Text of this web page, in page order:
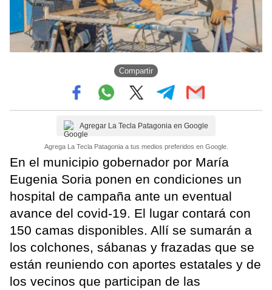
Compartir
Agregar La Tecla Patagonia en Google
Agrega La Tecla Patagonia a tus medios preferidos en Google.
En el municipio gobernador por María
Eugenia Soria ponen en condiciones un
hospital de campaña ante un eventual
avance del covid-19. El lugar contará con
150 camas disponibles. Allí se sumarán a
los colchones, sábanas y frazadas que se
están reuniendo con aportes estatales y de
los vecinos que participan de las